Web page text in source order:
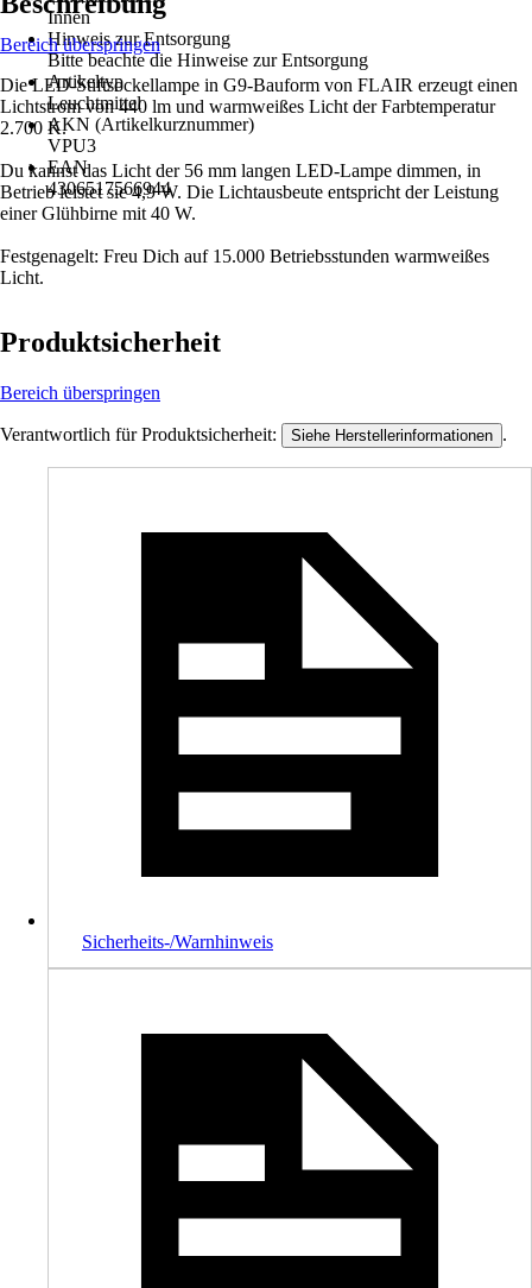
Innen
Hinweis zur Entsorgung
Bitte beachte die Hinweise zur Entsorgung
Artikeltyp
Leuchtmittel
AKN (Artikelkurznummer)
VPU3
EAN
4306517566944
Bereich überspringen
Die LED-Stiftsockellampe in G9-Bauform von FLAIR erzeugt einen
Lichtstrom von 440 lm und warmweißes Licht der Farbtemperatur
2.700 K.
Du kannst das Licht der 56 mm langen LED-Lampe dimmen, in
Betrieb leistet sie 4,9 W. Die Lichtausbeute entspricht der Leistung
einer Glühbirne mit 40 W.
Festgenagelt: Freu Dich auf 15.000 Betriebsstunden warmweißes
Licht.
Produktsicherheit
Bereich überspringen
Verantwortlich für Produktsicherheit: Siehe Herstellerinformationen .
Sicherheits-/Warnhinweis